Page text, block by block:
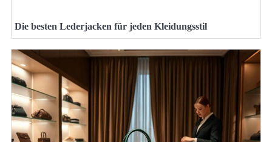
Die besten Lederjacken für jeden Kleidungsstil